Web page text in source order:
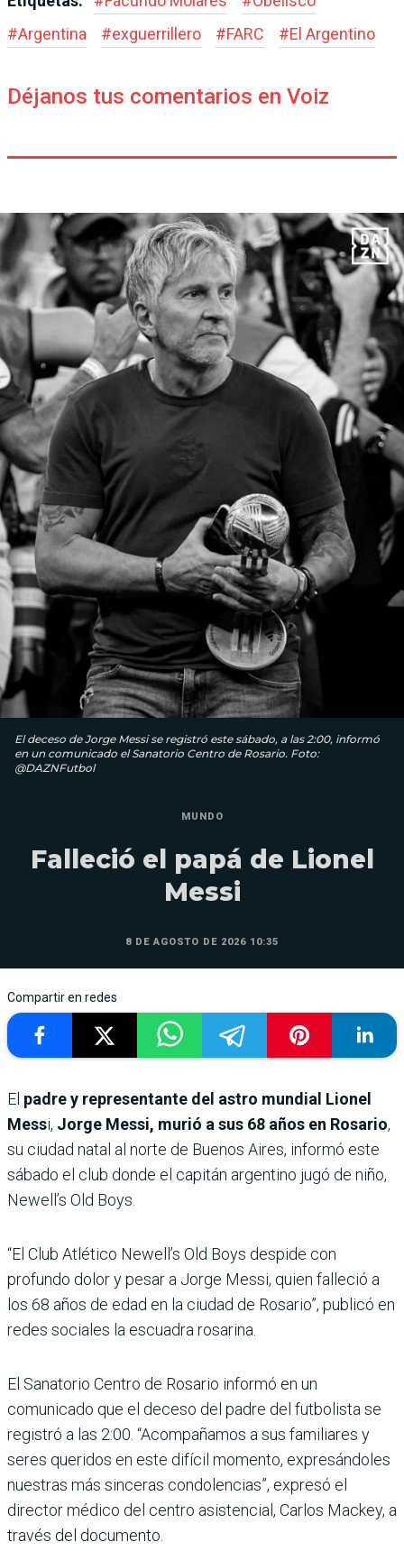
#Argentina #exguerrillero #FARC #El Argentino
Déjanos tus comentarios en Voiz
El deceso de Jorge Messi se registró este sábado, a las 2:00, informó
en un comunicado el Sanatorio Centro de Rosario. Foto:
@DAZNFutbol
MUNDO
Falleció el papá de Lionel
Messi
8 DE AGOSTO DE 2026 10:35
Compartir en redes
El padre y representante del astro mundial Lionel
Messi, Jorge Messi, murió a sus 68 años en Rosario,
su ciudad natal al norte de Buenos Aires, informó este
sábado el club donde el capitán argentino jugó de niño,
Newell’s Old Boys.
“El Club Atlético Newell’s Old Boys despide con
profundo dolor y pesar a Jorge Messi, quien falleció a
los 68 años de edad en la ciudad de Rosario”, publicó en
redes sociales la escuadra rosarina.
El Sanatorio Centro de Rosario informó en un
comunicado que el deceso del padre del futbolista se
registró a las 2:00. “Acompañamos a sus familiares y
seres queridos en este difícil momento, expresándoles
nuestras más sinceras condolencias”, expresó el
director médico del centro asistencial, Carlos Mackey, a
través del documento.